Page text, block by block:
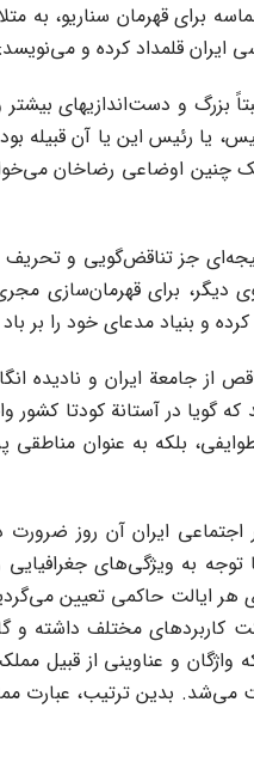
برای قهرمان سناریو، به
ایران قلمداد کرده و می‌نویسد:
و دست‌اندازیهای
یا رئیس این یا آن قبیله
چنین اوضاعی رضاخان
جز تناقض‌گویی و
و از سوی دیگر، برای
و بنیاد مدعای خود را بر
از جامعة ایران و
که گویا در آستانة کودتا
بلکه به عنوان
ایران آن روز ضرورت
توجه به ویژگی‌های
ایالت حاکمی تعیین
کاربردهای مختلف
و عناوینی از قبیل
بدین ترتیب، عبارت